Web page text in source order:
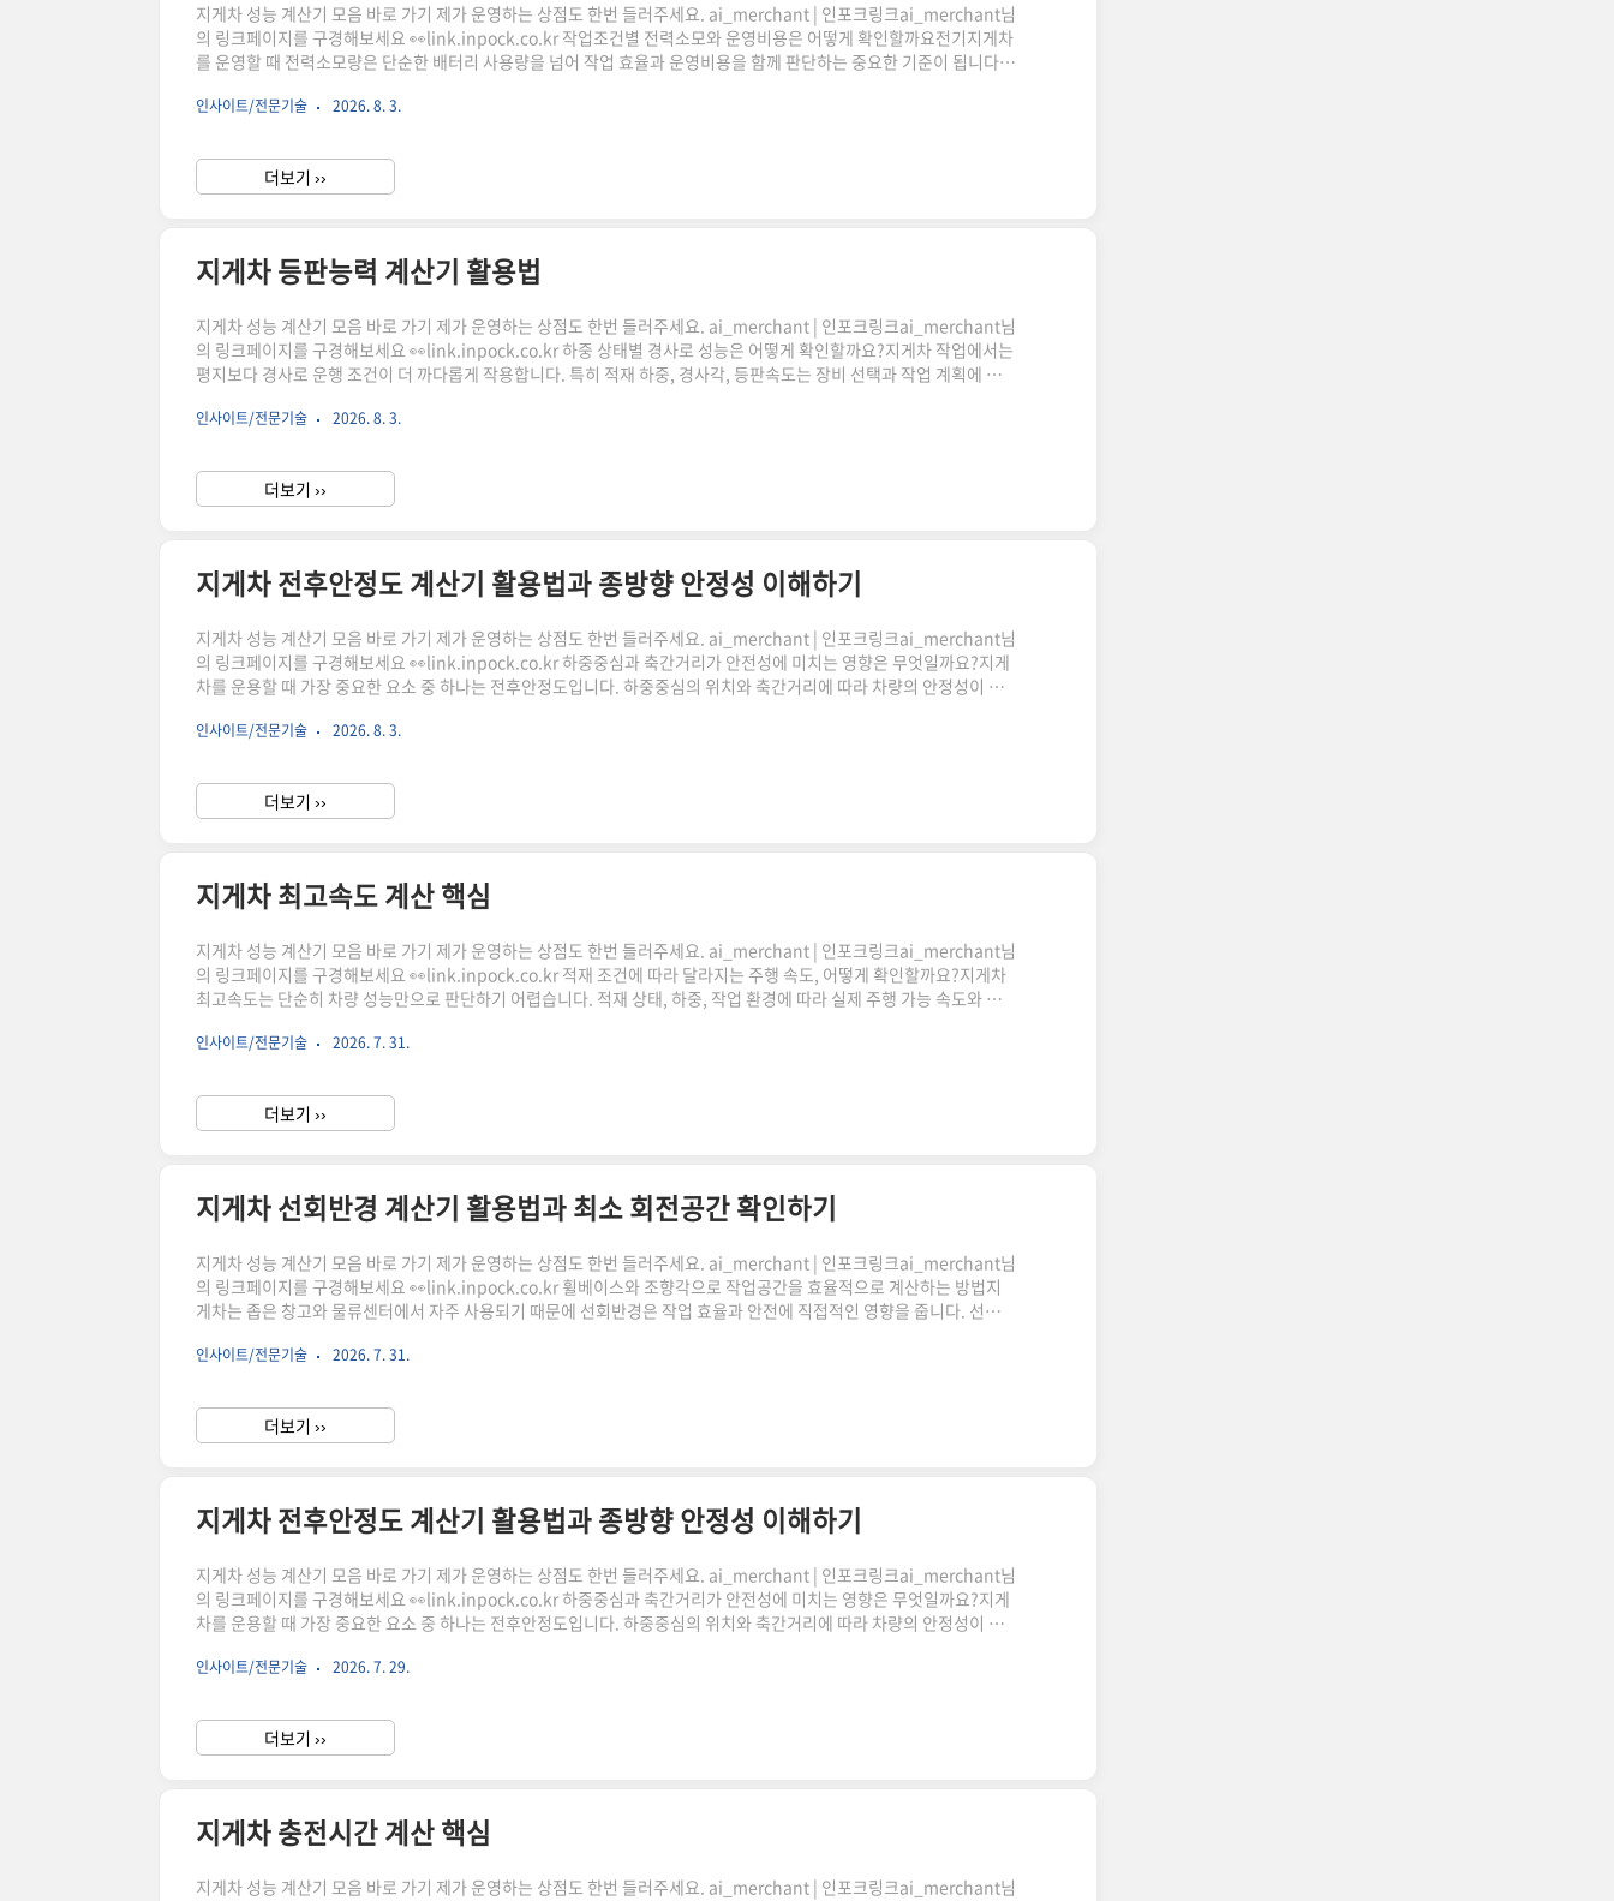
지게차 성능 계산기 모음 바로 가기 제가 운영하는 상점도 한번 들러주세요. ai_merchant | 인포크링크ai_merchant님
의 링크페이지를 구경해보세요 👀link.inpock.co.kr 작업조건별 전력소모와 운영비용은 어떻게 확인할까요전기지게차
를 운영할 때 전력소모량은 단순한 배터리 사용량을 넘어 작업 효율과 운영비용을 함께 판단하는 중요한 기준이 됩니다.
도움을 주는 계산 페이지입니다.전기지게차 운영에서 전력소모가 중요한 이유전기지게차는 연료 대신 전기를 사용하기
인사이트/전문기술 2026. 8. 3.
더보기 ››
지게차 등판능력 계산기 활용법
지게차 성능 계산기 모음 바로 가기 제가 운영하는 상점도 한번 들러주세요. ai_merchant | 인포크링크ai_merchant님
의 링크페이지를 구경해보세요 👀link.inpock.co.kr 하중 상태별 경사로 성능은 어떻게 확인할까요?지게차 작업에서는
평지보다 경사로 운행 조건이 더 까다롭게 작용합니다. 특히 적재 하중, 경사각, 등판속도는 장비 선택과 작업 계획에 중
는 계산 페이지입니다.지게차 등판능력이 중요한 이유쿠팡링크 클릭하시어, 주문하시면 저에게 많은 도움이 됩니다. 감
인사이트/전문기술 2026. 8. 3.
더보기 ››
지게차 전후안정도 계산기 활용법과 종방향 안정성 이해하기
지게차 성능 계산기 모음 바로 가기 제가 운영하는 상점도 한번 들러주세요. ai_merchant | 인포크링크ai_merchant님
의 링크페이지를 구경해보세요 👀link.inpock.co.kr 하중중심과 축간거리가 안전성에 미치는 영향은 무엇일까요?지게
차를 운용할 때 가장 중요한 요소 중 하나는 전후안정도입니다. 하중중심의 위치와 축간거리에 따라 차량의 안정성이 크
념과 계산 요소를 살펴보고, 관련 계산기를 활용하는 방법까지 함께 알아보겠습니다.전후안정도란 무엇인가쿠팡링크 클
인사이트/전문기술 2026. 8. 3.
더보기 ››
지게차 최고속도 계산 핵심
지게차 성능 계산기 모음 바로 가기 제가 운영하는 상점도 한번 들러주세요. ai_merchant | 인포크링크ai_merchant님
의 링크페이지를 구경해보세요 👀link.inpock.co.kr 적재 조건에 따라 달라지는 주행 속도, 어떻게 확인할까요?지게차
최고속도는 단순히 차량 성능만으로 판단하기 어렵습니다. 적재 상태, 하중, 작업 환경에 따라 실제 주행 가능 속도와 권
도구입니다.지게차 최고속도 계산이 중요한 이유지게차는 일반 차량과 달리 화물을 들어 올린 상태로 움직입니다.그래서
인사이트/전문기술 2026. 7. 31.
더보기 ››
지게차 선회반경 계산기 활용법과 최소 회전공간 확인하기
지게차 성능 계산기 모음 바로 가기 제가 운영하는 상점도 한번 들러주세요. ai_merchant | 인포크링크ai_merchant님
의 링크페이지를 구경해보세요 👀link.inpock.co.kr 휠베이스와 조향각으로 작업공간을 효율적으로 계산하는 방법지
게차는 좁은 창고와 물류센터에서 자주 사용되기 때문에 선회반경은 작업 효율과 안전에 직접적인 영향을 줍니다. 선회반
회반경 계산기의 특징과 활용 방법, 그리고 작업 공간 계획 시 고려해야 할 사항을 알아보겠습니다.지게차 선회반경이 중
인사이트/전문기술 2026. 7. 31.
더보기 ››
지게차 전후안정도 계산기 활용법과 종방향 안정성 이해하기
지게차 성능 계산기 모음 바로 가기 제가 운영하는 상점도 한번 들러주세요. ai_merchant | 인포크링크ai_merchant님
의 링크페이지를 구경해보세요 👀link.inpock.co.kr 하중중심과 축간거리가 안전성에 미치는 영향은 무엇일까요?지게
차를 운용할 때 가장 중요한 요소 중 하나는 전후안정도입니다. 하중중심의 위치와 축간거리에 따라 차량의 안정성이 크
념과 계산 요소를 살펴보고, 관련 계산기를 활용하는 방법까지 함께 알아보겠습니다.전후안정도란 무엇인가쿠팡링크 클
인사이트/전문기술 2026. 7. 29.
더보기 ››
지게차 충전시간 계산 핵심
지게차 성능 계산기 모음 바로 가기 제가 운영하는 상점도 한번 들러주세요. ai_merchant | 인포크링크ai_merchant님